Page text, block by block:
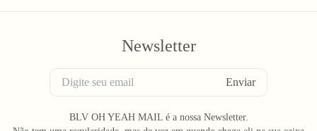
Newsletter
Enviar
BLV OH YEAH MAIL é a nossa Newsletter.